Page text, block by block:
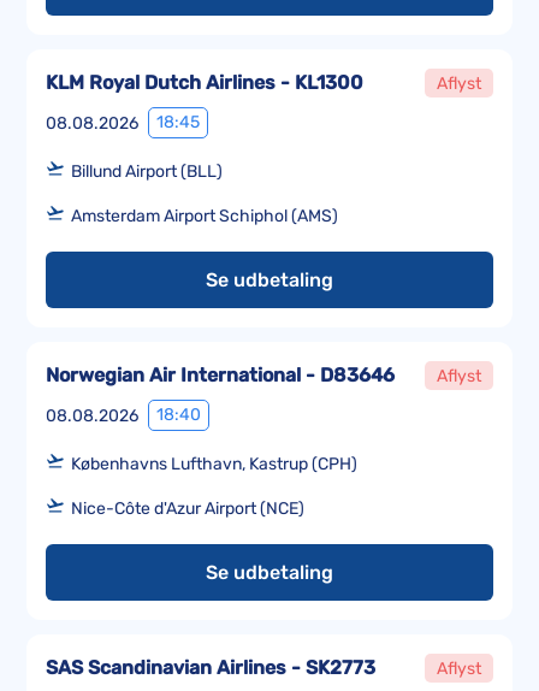
08.08.2026 18:45
KLM Royal Dutch Airlines - KL1300 Aflyst
Billund Airport (BLL)
Amsterdam Airport Schiphol (AMS)
Se udbetaling
08.08.2026 18:40
Norwegian Air International - D83646 Aflyst
Københavns Lufthavn, Kastrup (CPH)
Nice-Côte d'Azur Airport (NCE)
Se udbetaling
SAS Scandinavian Airlines - SK2773 Aflyst